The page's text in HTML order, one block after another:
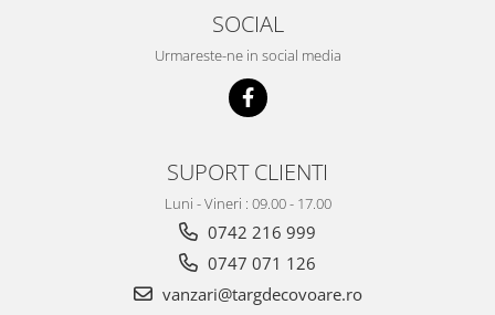
SOCIAL
Urmareste-ne in social media
SUPORT CLIENTI
Luni - Vineri : 09.00 - 17.00
0742 216 999
0747 071 126
vanzari@targdecovoare.ro